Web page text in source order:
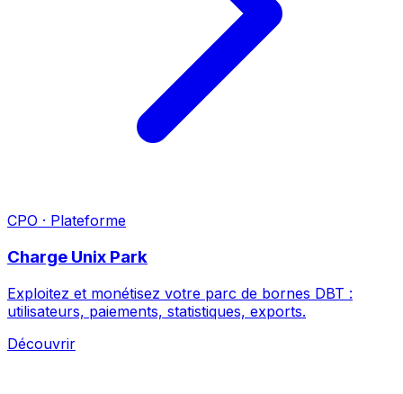
CPO · Plateforme
Charge Unix Park
Exploitez et monétisez votre parc de bornes DBT :
utilisateurs, paiements, statistiques, exports.
Découvrir